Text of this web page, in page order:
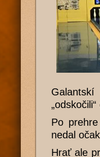
Po
nedal
Hrať ale